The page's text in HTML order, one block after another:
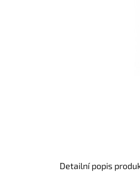
Detailní popis